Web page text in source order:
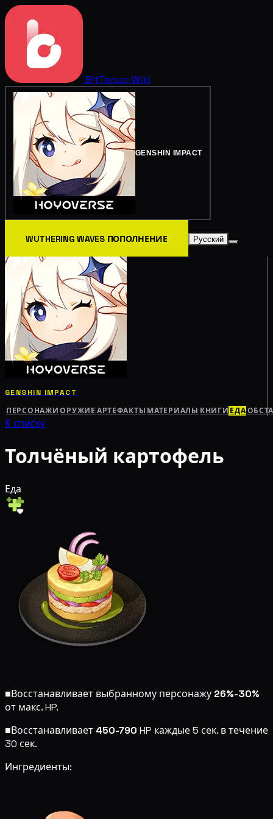
BitTopup Wiki
GENSHIN IMPACT
WUTHERING WAVES ПОПОЛНЕНИЕ Русский
GENSHIN IMPACT
ПЕРСОНАЖИ ОРУЖИЕ АРТЕФАКТЫ МАТЕРИАЛЫ КНИГИ ЕДА
К списку
Толчёный картофель
Еда
■Восстанавливает выбранному персонажу 26%-30%
от макс. HP.
■Восстанавливает 450-790 HP каждые 5 сек. в течение
30 сек.
Ингредиенты: